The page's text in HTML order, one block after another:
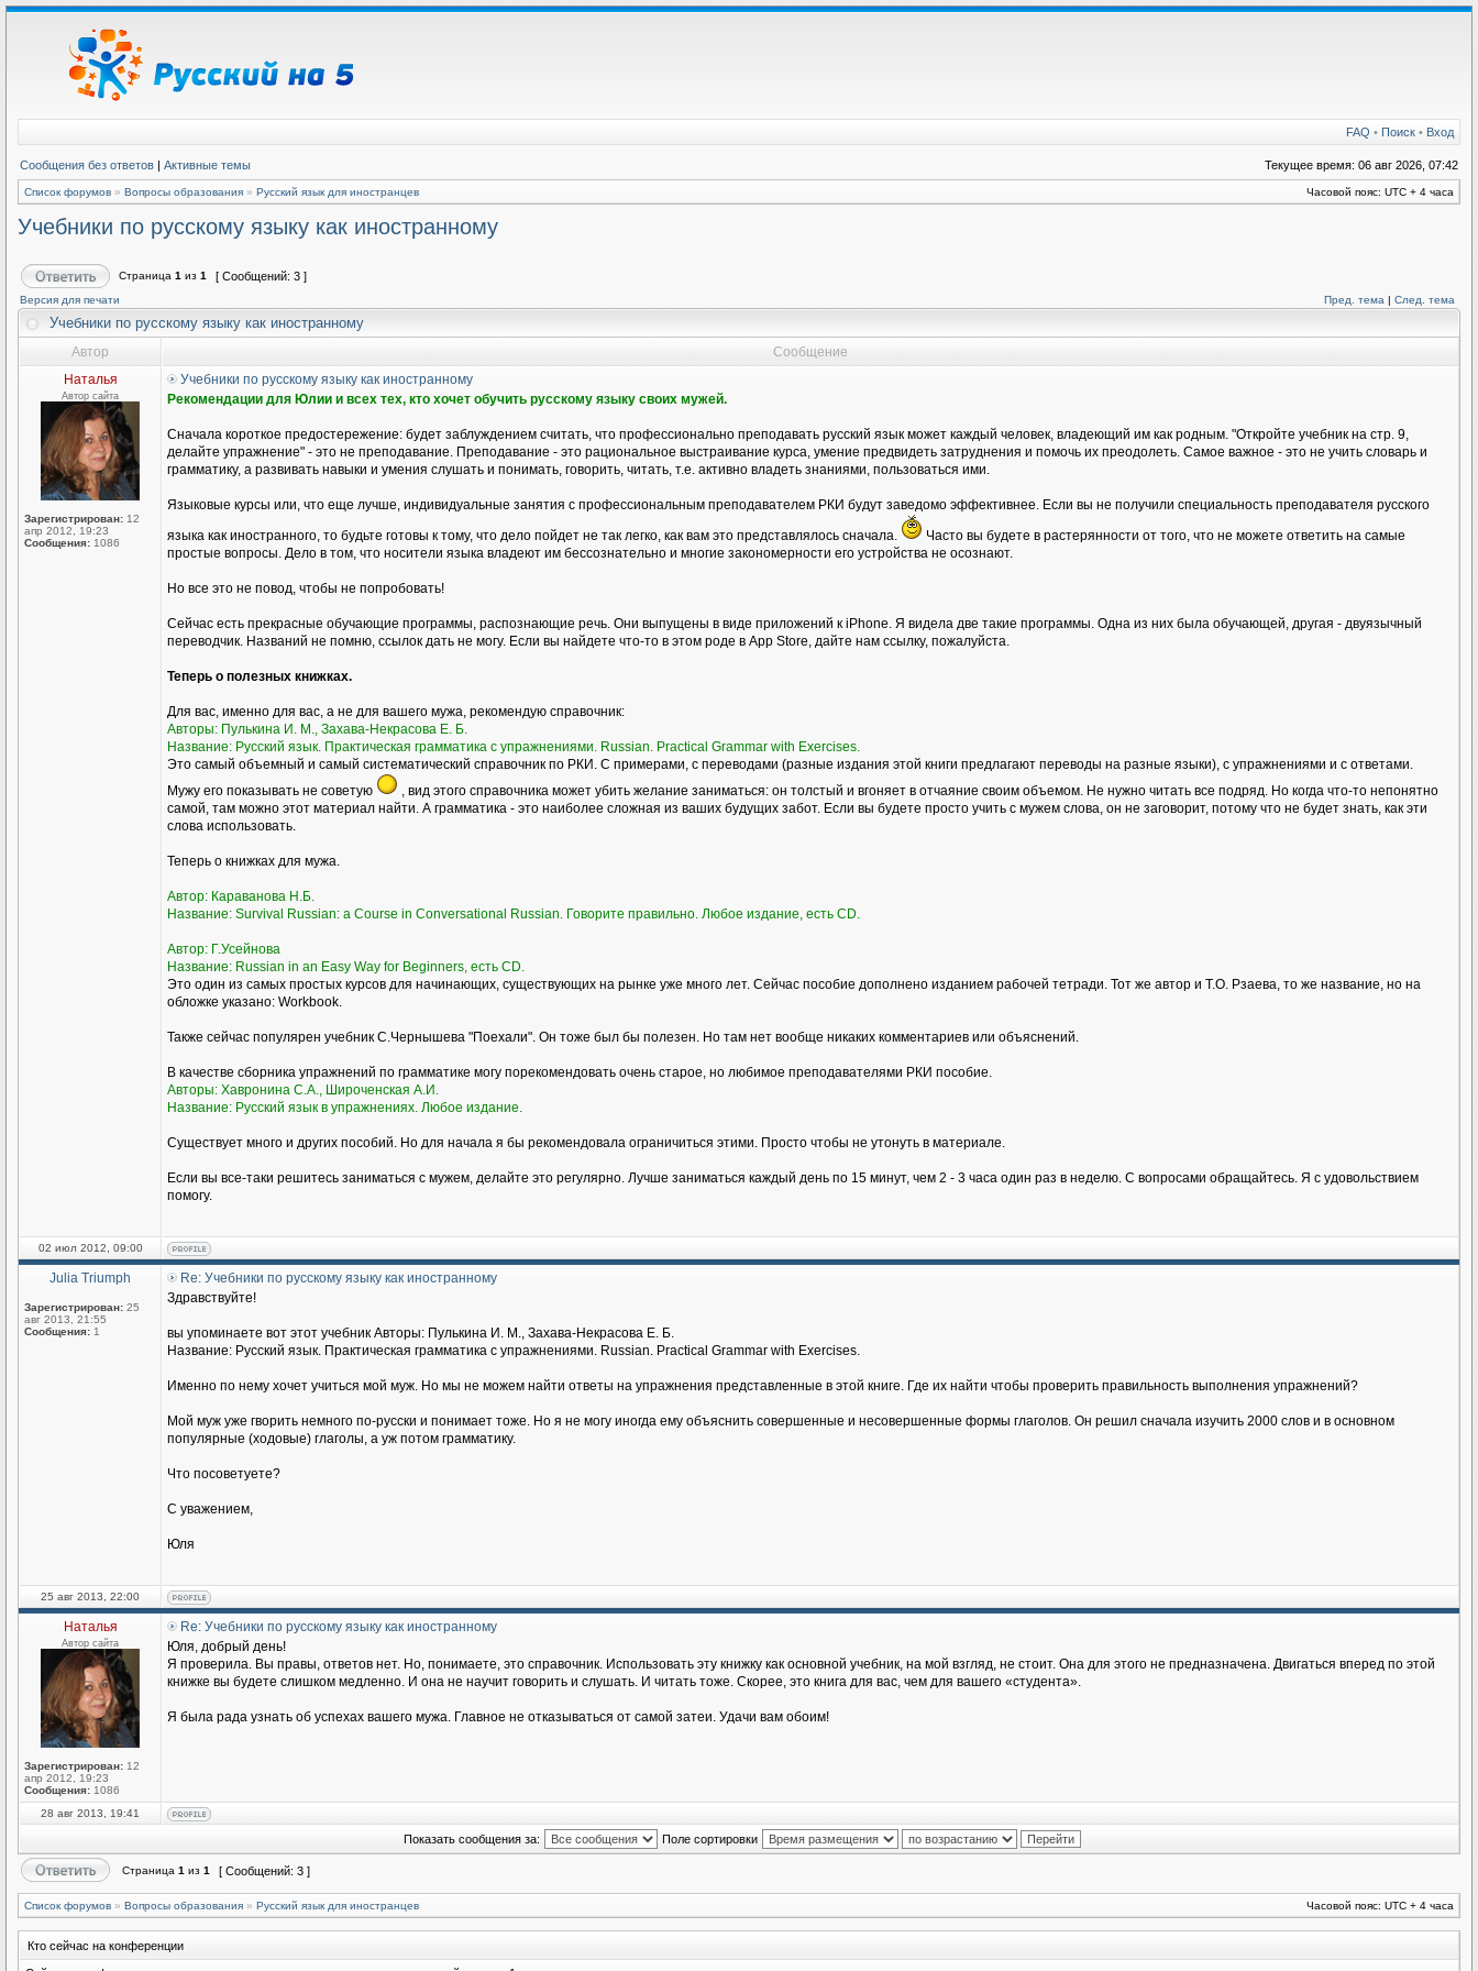
FAQ • Поиск • Вход
Сообщения без ответов | Активные темы Текущее время: 06 авг 2026, 07:42
Список форумов » Вопросы образования » Русский язык для иностранцев Часовой пояс: UTC + 4 часа
Учебники по русскому языку как иностранному
Страница 1 из 1 [ Сообщений: 3 ]
Версия для печати Пред. тема | След. тема
Учебники по русскому языку как иностранному
Автор
Сообщение
Наталья
Автор сайта
Зарегистрирован: 12
апр 2012, 19:23
Сообщения: 1086
Учебники по русскому языку как иностранному
Рекомендации для Юлии и всех тех, кто хочет обучить русскому языку своих мужей.
Сначала короткое предостережение: будет заблуждением считать, что профессионально преподавать русский язык может каждый человек, владеющий им как родным. "Откройте учебник на стр. 9,
делайте упражнение" - это не преподавание. Преподавание - это рациональное выстраивание курса, умение предвидеть затруднения и помочь их преодолеть. Самое важное - это не учить словарь и
грамматику, а развивать навыки и умения слушать и понимать, говорить, читать, т.е. активно владеть знаниями, пользоваться ими.
Языковые курсы или, что еще лучше, индивидуальные занятия с профессиональным преподавателем РКИ будут заведомо эффективнее. Если вы не получили специальность преподавателя русского
языка как иностранного, то будьте готовы к тому, что дело пойдет не так легко, как вам это представлялось сначала.
Часто вы будете в растерянности от того, что не можете ответить на самые
простые вопросы. Дело в том, что носители языка владеют им бессознательно и многие закономерности его устройства не осознают.
Но все это не повод, чтобы не попробовать!
Сейчас есть прекрасные обучающие программы, распознающие речь. Они выпущены в виде приложений к iPhone. Я видела две такие программы. Одна из них была обучающей, другая - двуязычный
переводчик. Названий не помню, ссылок дать не могу. Если вы найдете что-то в этом роде в Аpp Store, дайте нам ссылку, пожалуйста.
Теперь о полезных книжках.
Для вас, именно для вас, а не для вашего мужа, рекомендую справочник:
Авторы: Пулькина И. М., Захава-Некрасова Е. Б.
Название: Русский язык. Практическая грамматика с упражнениями. Russian. Practical Grammar with Exercises.
Это самый объемный и самый систематический справочник по РКИ. С примерами, с переводами (разные издания этой книги предлагают переводы на разные языки), с упражнениями и с ответами.
Мужу его показывать не советую
, вид этого справочника может убить желание заниматься: он толстый и вгоняет в отчаяние своим объемом. Не нужно читать все подряд. Но когда что-то непонятно
самой, там можно этот материал найти. А грамматика - это наиболее сложная из ваших будущих забот. Если вы будете просто учить с мужем слова, он не заговорит, потому что не будет знать, как эти
слова использовать.
Теперь о книжках для мужа.
Автор: Караванова Н.Б.
Название: Survival Russian: а Course in Conversational Russian. Говорите правильно. Любое издание, есть CD.
Автор: Г.Усейнова
Название: Russian in an Easy Way for Beginners, есть СD.
Это один из самых простых курсов для начинающих, существующих на рынке уже много лет. Сейчас пособие дополнено изданием рабочей тетради. Тот же автор и Т.О. Рзаева, то же название, но на
обложке указано: Workbook.
Также сейчас популярен учебник С.Чернышева "Поехали". Он тоже был бы полезен. Но там нет вообще никаких комментариев или объяснений.
В качестве сборника упражнений по грамматике могу порекомендовать очень старое, но любимое преподавателями РКИ пособие.
Авторы: Хавронина С.А., Широченская А.И.
Название: Русский язык в упражнениях. Любое издание.
Существует много и других пособий. Но для начала я бы рекомендовала ограничиться этими. Просто чтобы не утонуть в материале.
Если вы все-таки решитесь заниматься с мужем, делайте это регулярно. Лучше заниматься каждый день по 15 минут, чем 2 - 3 часа один раз в неделю. С вопросами обращайтесь. Я с удовольствием
помогу.
02 июл 2012, 09:00
Julia Triumph
Зарегистрирован: 25
авг 2013, 21:55
Сообщения: 1
Re: Учебники по русскому языку как иностранному
Здравствуйте!
вы упоминаете вот этот учебник Авторы: Пулькина И. М., Захава-Некрасова Е. Б.
Название: Русский язык. Практическая грамматика с упражнениями. Russian. Practical Grammar with Exercises.
Именно по нему хочет учиться мой муж. Но мы не можем найти ответы на упражнения представленные в этой книге. Где их найти чтобы проверить правильность выполнения упражнений?
Мой муж уже гворить немного по-русски и понимает тоже. Но я не могу иногда ему объяснить совершенные и несовершенные формы глаголов. Он решил сначала изучить 2000 слов и в основном
популярные (ходовые) глаголы, а уж потом грамматику.
Что посоветуете?
С уважением,
Юля
25 авг 2013, 22:00
Наталья
Автор сайта
Зарегистрирован: 12
апр 2012, 19:23
Сообщения: 1086
Re: Учебники по русскому языку как иностранному
Юля, добрый день!
Я проверила. Вы правы, ответов нет. Но, понимаете, это справочник. Использовать эту книжку как основной учебник, на мой взгляд, не стоит. Она для этого не предназначена. Двигаться вперед по этой
книжке вы будете слишком медленно. И она не научит говорить и слушать. И читать тоже. Скорее, это книга для вас, чем для вашего «студента».
Я была рада узнать об успехах вашего мужа. Главное не отказываться от самой затеи. Удачи вам обоим!
28 авг 2013, 19:41
Показать сообщения за: Поле сортировки
Страница 1 из 1 [ Сообщений: 3 ]
Список форумов » Вопросы образования » Русский язык для иностранцев Часовой пояс: UTC + 4 часа
Кто сейчас на конференции